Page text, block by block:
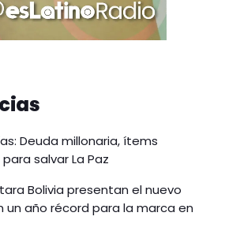
Deuda millonaria, ítems
salvar La Paz
Bolivia presentan el nuevo
un año récord para la marca en